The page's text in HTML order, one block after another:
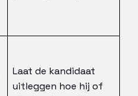
Laat de kandidaat
uitleggen hoe hij of